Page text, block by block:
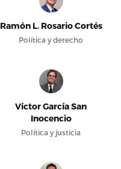
Ramón L. Rosario Cortés
Política y derecho
Víctor García San
Inocencio
Política y justicia